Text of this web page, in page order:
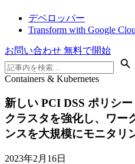
デベロッパー
Transform with Google
お問い合わせ 無料で開始
Containers & Kubernetes
新しい PCI DSS ポリシ
クラスタを強化し、ワー
ンスを大規模にモニタリ
2023年2月16日